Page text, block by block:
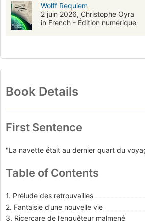
Wolff Requiem
2 juin 2026, Christophe Oyra
in French - Édition numérique
Book Details
First Sentence
"La navette était au dernier quart du
Table of Contents
1. Prélude des retrouvailles
2. Fantaisie d’une nouvelle vie
3. Ricercare de l’enquêteur malmené